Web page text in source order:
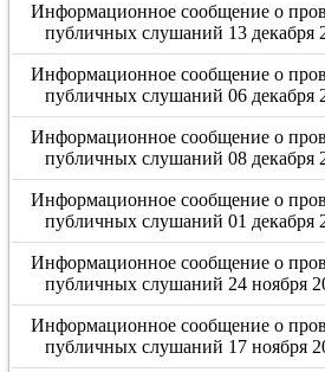
Информационное сообщение о
публичных слушаний 13 декабря
Информационное сообщение о
публичных слушаний 06 декабря
Информационное сообщение о
публичных слушаний 08 декабря
Информационное сообщение о
публичных слушаний 01 декабря
Информационное сообщение о
публичных слушаний 24 ноября
Информационное сообщение о
публичных слушаний 17 ноября